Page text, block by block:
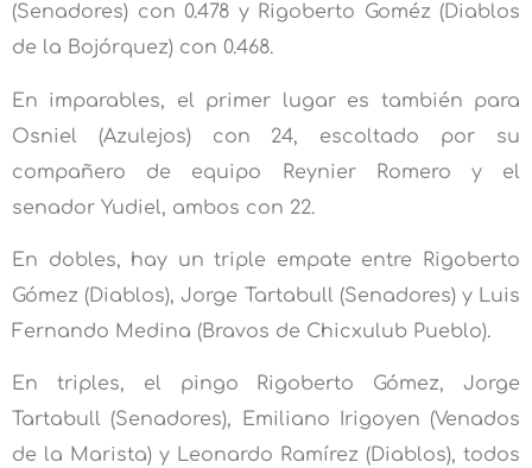
(Senadores) con 0.478 y Rigoberto Goméz (Diablos
de la Bojórquez) con 0.468.
En imparables, el primer lugar es también para
Osniel (Azulejos) con 24, escoltado por su
compañero de equipo Reynier Romero y el
senador Yudiel, ambos con 22.
En dobles, hay un triple empate entre Rigoberto
Gómez (Diablos), Jorge Tartabull (Senadores) y Luis
Fernando Medina (Bravos de Chicxulub Pueblo).
En triples, el pingo Rigoberto Gómez, Jorge
Tartabull (Senadores), Emiliano Irigoyen (Venados
de la Marista) y Leonardo Ramírez (Diablos), todos